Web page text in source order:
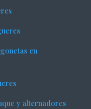
en
y alternadores